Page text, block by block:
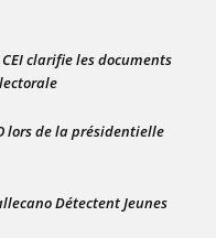
CEI clarifie les documents
lors de la présidentielle
Détectent Jeunes